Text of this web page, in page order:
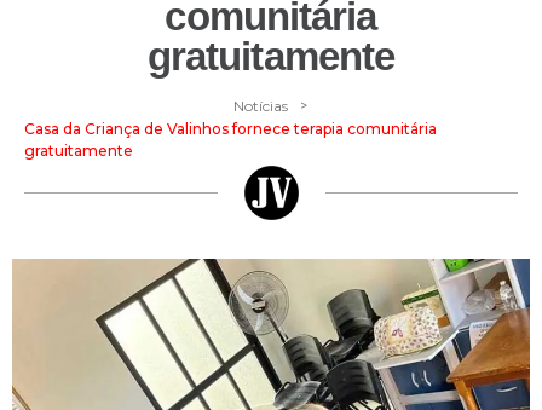
comunitária
gratuitamente
Notícias >
Casa da Criança de Valinhos fornece terapia comunitária
gratuitamente